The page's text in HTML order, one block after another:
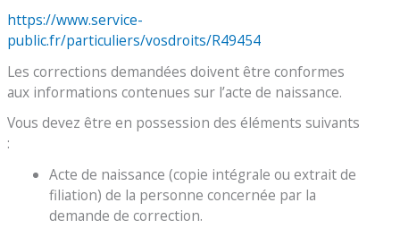
https://www.service-
public.fr/particuliers/vosdroits/R49454
Les corrections demandées doivent être conformes
aux informations contenues sur l’acte de naissance.
Vous devez être en possession des éléments suivants
:
Acte de naissance (copie intégrale ou extrait de
filiation) de la personne concernée par la
demande de correction.